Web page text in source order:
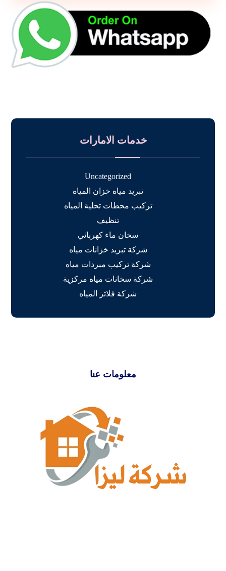
خدمات الامارات
Uncategorized
تبريد مياه خزان المياه
تركيب محطات تحلية المياه
تنظيف
سخان ماء كهربائي
شركة تبريد خزانات مياه
شركة تركيب مبردات مياه
شركة سخانات مياه مركزية
شركة فلاتر المياه
معلومات عنا